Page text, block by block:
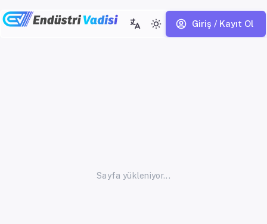
Giriş / Kayıt Ol
Sayfa yükleniyor...